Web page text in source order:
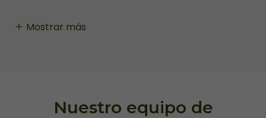
Mostrar más
Nuestro equipo de